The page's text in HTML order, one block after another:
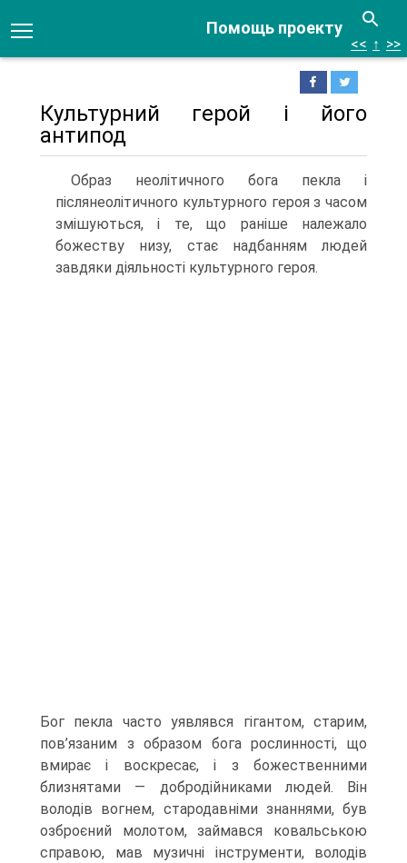
Помощь проекту
<< ↑ >>
Культурний герой і його
антипод
Образ неолітичного бога пекла і
післянеолітичного культурного героя з часом
змішуються, і те, що раніше належало
божеству низу, стає надбанням людей
завдя­ки діяльності культурного героя.
Бог пекла часто уявлявся гігантом, старим,
пов’я­заним з образом бога рослинності, що
вмирає і воскресає, і з божественними
близнята­ми — добродійниками людей. Він
володів вогнем, стародавніми знаннями, був
озброєний молотом, займався ковальською
справою, мав музичні інструменти, володів